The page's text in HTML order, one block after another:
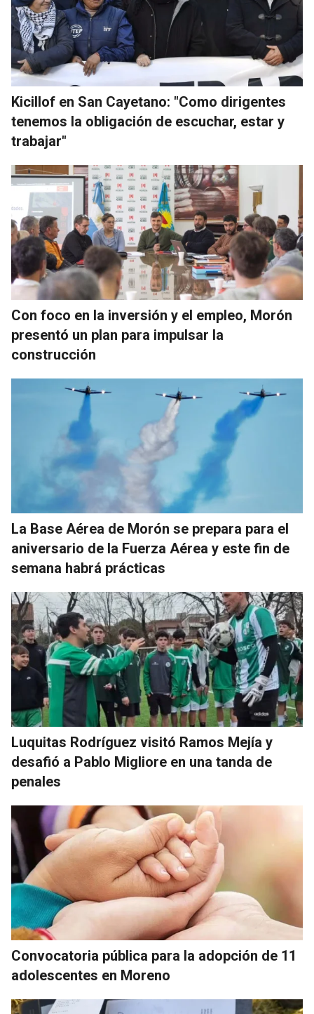
Kicillof en San Cayetano: "Como dirigentes
tenemos la obligación de escuchar, estar y
trabajar"
Con foco en la inversión y el empleo, Morón
presentó un plan para impulsar la
construcción
La Base Aérea de Morón se prepara para el
aniversario de la Fuerza Aérea y este fin de
semana habrá prácticas
Luquitas Rodríguez visitó Ramos Mejía y
desafió a Pablo Migliore en una tanda de
penales
Convocatoria pública para la adopción de 11
adolescentes en Moreno